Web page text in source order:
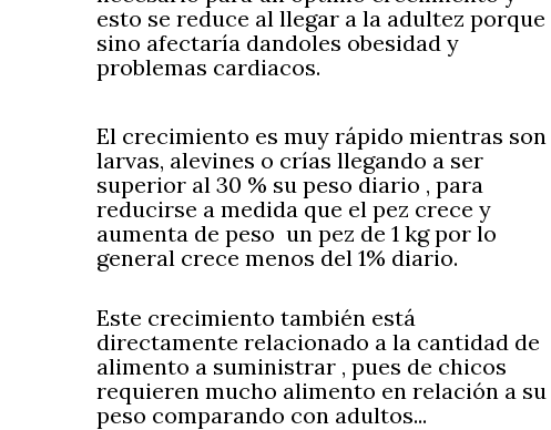
esto se reduce al llegar a la adultez porque
sino afectaría dandoles obesidad y
problemas cardiacos.
El crecimiento es muy rápido mientras son
larvas, alevines o crías llegando a ser
superior al 30 % su peso diario , para
reducirse a medida que el pez crece y
aumenta de peso un pez de 1 kg por lo
general crece menos del 1% diario.
Este crecimiento también está
directamente relacionado a la cantidad de
alimento a suministrar , pues de chicos
requieren mucho alimento en relación a su
peso comparando con adultos...